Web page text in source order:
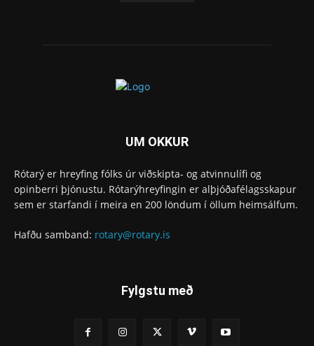
UM OKKUR
Rótarý er hreyfing fólks úr viðskipta- og atvinnulífi og
opinberri þjónustu. Rótarýhreyfingin er alþjóðafélagsskapur
sem er starfandi í meira en 200 löndum í öllum heimsálfum.
Hafðu samband: rotary@rotary.is
Fylgstu með